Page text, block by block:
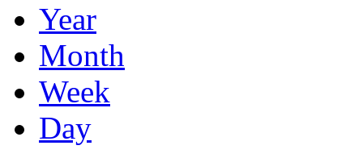
Year
Month
Week
Day